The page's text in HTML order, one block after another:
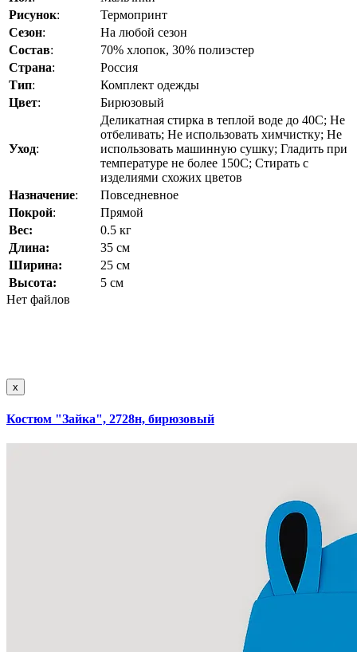
Рисунок:
Термопринт
Сезон:
На любой сезон
Состав:
70% хлопок, 30% полиэстер
Страна:
Россия
Тип:
Комплект одежды
Цвет: Бирюзовый
Уход:
Деликатная стирка в теплой воде до 40C; Не
отбеливать; Не использовать химчистку; Не
использовать машинную сушку; Гладить при
температуре не более 150C; Стирать с
изделиями схожих цветов
Назначение:
Повседневное
Покрой:
Прямой
Вес:
0.5 кг
Длина:
35 см
Ширина:
25 см
Высота:
5 см
Нет файлов
x
Костюм "Зайка", 2728н, бирюзовый